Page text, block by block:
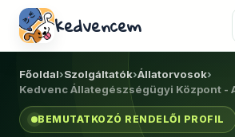
kedvencem
Főoldal›Szolgáltatók›Állatorvosok›
BEMUTATKOZÓ RENDELŐI PROFIL